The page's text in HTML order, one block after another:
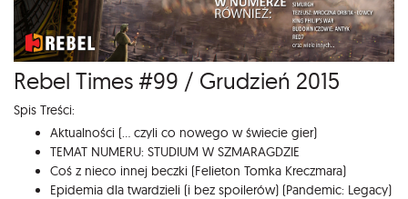
Rebel Times #99 / Grudzień 2015
Spis Treści:
Aktualności (... czyli co nowego w świecie gier)
TEMAT NUMERU: STUDIUM W SZMARAGDZIE
Coś z nieco innej beczki (Felieton Tomka Kreczmara)
Epidemia dla twardzieli (i bez spoilerów) (Pandemic: Legacy)